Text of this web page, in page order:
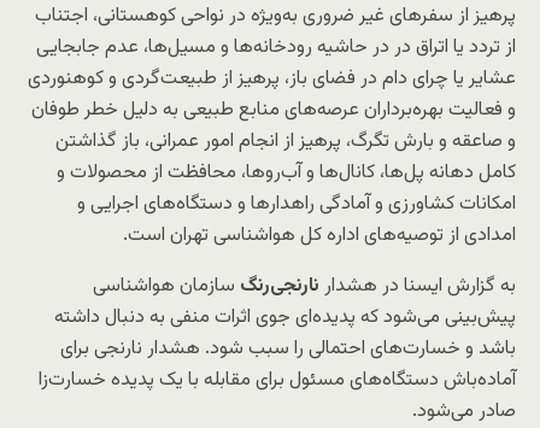
پرهیز از سفرهای غیر ضروری به‌ویژه در نواحی کوهستانی، اجتناب
از تردد یا اتراق در در حاشیه رودخانه‌ها و مسیل‌ها، عدم جابجایی
عشایر یا چرای دام در فضای باز، پرهیز از طبیعت‌گردی و کوهنوردی
و فعالیت بهره‌برداران عرصه‌های منابع طبیعی به دلیل خطر طوفان
و صاعقه و بارش تگرگ، پرهیز از انجام امور عمرانی، باز گذاشتن
کامل دهانه پل‌ها، کانال‌ها و آب‌روها، محافظت از محصولات و
امکانات کشاورزی و آمادگی راهدارها و دستگاه‌های اجرایی و
امدادی از توصیه‌های اداره کل هواشناسی تهران است.
به گزارش ایسنا در هشدار نارنجی‌رنگ سازمان هواشناسی
پیش‌بینی می‌شود که پدیده‌ای جوی اثرات منفی به دنبال داشته
باشد و خسارت‌های احتمالی را سبب شود. هشدار نارنجی برای
آماده‌باش دستگاه‌های مسئول برای مقابله با یک پدیده خسارت‌زا
صادر می‌شود.